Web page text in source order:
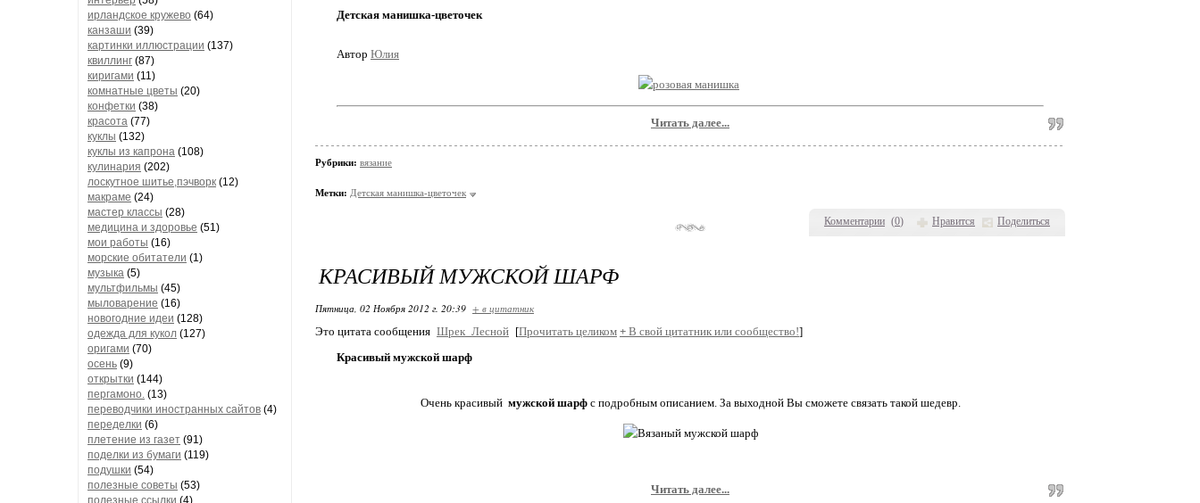
ирландское кружево (64)
канзаши (39)
картинки иллюстрации (137)
квиллинг (87)
киригами (11)
комнатные цветы (20)
конфетки (38)
красота (77)
куклы (132)
куклы из капрона (108)
кулинария (202)
лоскутное шитье,пэчворк (12)
макраме (24)
мастер классы (28)
медицина и здоровье (51)
мои работы (16)
морские обитатели (1)
музыка (5)
мультфильмы (45)
мыловарение (16)
новогодние идеи (128)
одежда для кукол (127)
оригами (70)
осень (9)
открытки (144)
пергамоно. (13)
переводчики иностранных сайтов (4)
переделки (6)
плетение из газет (91)
поделки из бумаги (119)
подушки (54)
полезные советы (53)
полезные ссылки (4)
Комментарии (0) Нравится Поделиться
Детская манишка-цветочек
Автор Юлия
Читать далее...
Рубрики: вязание
Метки: Детская манишка-цветочек
КРАСИВЫЙ МУЖСКОЙ ШАРФ
Пятница, 02 Ноября 2012 г. 20:39 + в цитатник
Это цитата сообщения Шрек_Лесной [Прочитать целиком + В свой цитатник или сообщество!]
Красивый мужской шарф
Очень красивый мужской шарфс подробным описанием. За выходной Вы сможете связать такой шедевр.
Читать далее...